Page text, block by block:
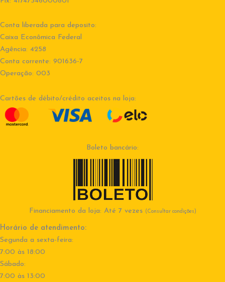
Conta liberada para deposito:
Caixa Econômica Federal
Agência: 4258
Conta corrente: 901636-7
Operação: 003
Cartões de débito/crédito aceitos na loja:
Boleto bancário:
Financiamento da loja: Até 7 vezes (Consultar condições)
Horário de atendimento:
Segunda a sexta-feira:
7:00 às 18:00
Sábado:
7:00 às 13:00